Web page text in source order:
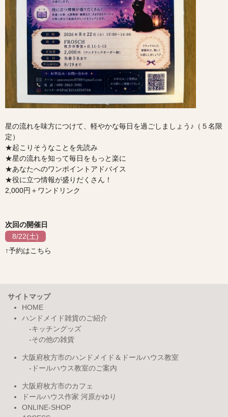
星の流れを味方につけて、軽やかな毎日を過ごしましょう♪（５名限
定）
★起こりそうなことを先読み
★星の流れを知って毎日をもっと楽に
★あなたへのワンポイントアドバイス
★役に立つ情報が盛りだくさん！
2,000円＋ワンドリンク
次回の開催日
8/22(土)
予約はこちら
サイトマップ
HOME
ハンドメイド雑貨のご紹介
キッチングッズ
その他の雑貨
大阪府枚方市のハンドメイド＆ドールハウス教室
ドールハウス教室のご案内
大阪府枚方市のカフェ
ドールハウス作家 河原かゆり
ONLINE-SHOP